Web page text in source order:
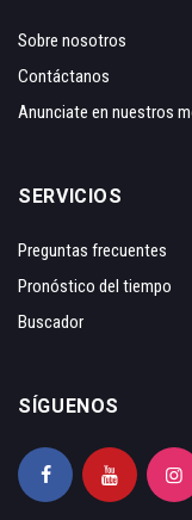
Sobre nosotros
Contáctanos
Anunciate en nuestros
SERVICIOS
Preguntas frecuentes
Pronóstico del tiempo
Buscador
SÍGUENOS